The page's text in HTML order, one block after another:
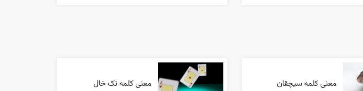
معنی کلمه سیچقان معنی کلمه تک خال